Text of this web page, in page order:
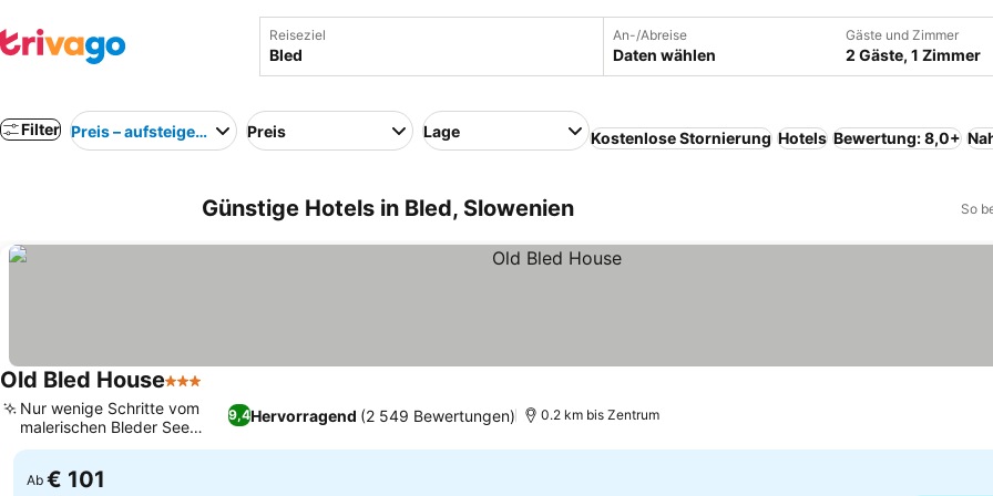
Reiseziel An-/Abreise
Daten wählen
Gäste und Zimmer
2 Gäste, 1 Zimmer
Filter Preis – aufsteigend Preis Lage Kostenlose Stornierung Hotels Bewertung: 8,0+
Günstige Hotels in Bled, Slowenien So
Old Bled House3 Sterne
9,4Hervorragend (2 549 Bewertungen)
Nur wenige Schritte vom
malerischen Bleder See
entfernt
0.2 km bis Zentrum
Ab € 101